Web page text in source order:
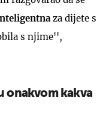
za dijete s
s njime'',
onakvom kakva